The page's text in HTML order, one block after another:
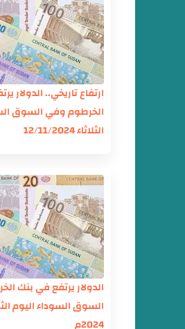
ارتفاع تاريخي.. الدولار
الخرطوم وفي السوق
الثلاثاء 12/11/2024
الدولار يرتفع في بنك
2024م